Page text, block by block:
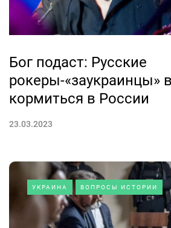
Бог подаст: Русские
рокеры-«заукраинцы»
кормиться в России
23.03.2023
УКРАИНА ВОПРОСЫ ИСТОРИИ